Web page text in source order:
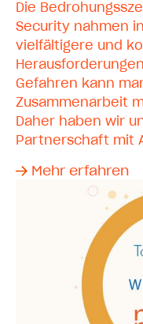
Die
Security nahmen
vielfältigere und
Gefahren kann
Zusammenarbeit
Daher haben wir
Partnerschaft mit
Mehr erfahren